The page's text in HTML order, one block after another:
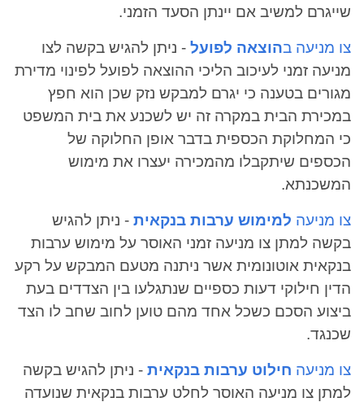
שייגרם למשיב אם יינתן הסעד הזמני.
צו מניעה בהוצאה לפועל - ניתן להגיש בקשה לצו
מניעה זמני לעיכוב הליכי ההוצאה לפועל לפינוי מדירת
מגורים בטענה כי יגרם למבקש נזק שכן הוא חפץ
במכירת הבית במקרה זה יש לשכנע את בית המשפט
כי המחלוקת הכספית בדבר אופן החלוקה של
הכספים שיתקבלו מהמכירה יעצרו את מימוש
המשכנתא.
צו מניעה למימוש ערבות בנקאית - ניתן להגיש
בקשה למתן צו מניעה זמני האוסר על מימוש ערבות
בנקאית אוטונומית אשר ניתנה מטעם המבקש על רקע
הדין חילוקי דעות כספיים שנתגלעו בין הצדדים בעת
ביצוע הסכם כשכל אחד מהם טוען לחוב שחב לו הצד
שכנגד.
צו מניעה חילוט ערבות בנקאית - ניתן להגיש בקשה
למתן צו מניעה האוסר לחלט ערבות בנקאית שנועדה